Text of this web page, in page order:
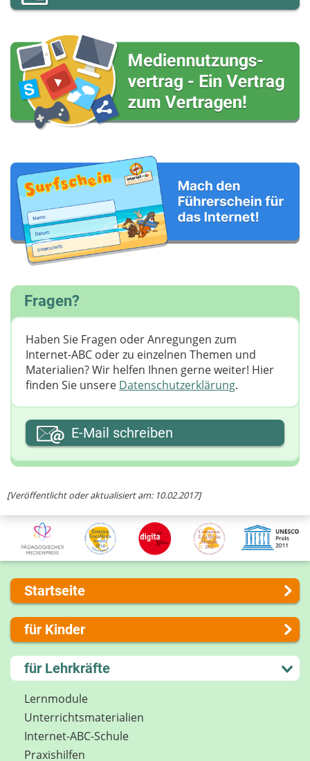
[Veröffentlicht oder aktualisiert am: 10.02.2017]
Fragen?
Haben Sie Fragen oder Anregungen zum
Internet-ABC oder zu einzelnen Themen und
Materialien? Wir helfen Ihnen gerne weiter! ​Hier
finden Sie unsere Datenschutzerklärung.
Ihre E-Mail-Adresse
E-Mail schreiben
Startseite
Über uns
Presse
Kontakt
Impressum
Internet-ABC Sitemap
Barrierefreiheit
Länderprojekte
für Kinder
Lernen und Schule
Hobby und Freizeit
Spiel und Spaß
Mitreden und Mitmachen
Lexikon
Datenschutz
für Lehrkräfte
Lernmodule
Unterrichts­materialien
Internet-ABC-Schule
Praxishilfen